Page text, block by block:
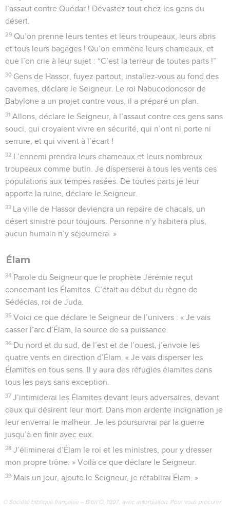
l’assaut contre Quédar ! Dévastez tout chez les gens du
désert.
29 Qu’on prenne leurs tentes et leurs troupeaux, leurs abris
et tous leurs bagages ! Qu’on emmène leurs chameaux, et
que l’on crie à leur sujet : “C’est la terreur de toutes parts !”
30 Gens de Hassor, fuyez partout, installez-vous au fond des
cavernes, déclare le Seigneur. Le roi Nabucodonosor de
Babylone a un projet contre vous, il a préparé un plan.
31 Allons, déclare le Seigneur, à l’assaut contre ces gens sans
souci, qui croyaient vivre en sécurité, qui n’ont ni porte ni
serrure, et qui vivent à l’écart !
32 L’ennemi prendra leurs chameaux et leurs nombreux
troupeaux comme butin. Je disperserai à tous les vents ces
populations aux tempes rasées. De toutes parts je leur
apporte la ruine, déclare le Seigneur.
33 La ville de Hassor deviendra un repaire de chacals, un
désert sinistre pour toujours. Personne n’y habitera plus,
aucun humain n’y séjournera. »
Élam
34 Parole du Seigneur que le prophète Jérémie reçut
concernant les Élamites. C’était au début du règne de
Sédécias, roi de Juda.
35 Voici ce que déclare le Seigneur de l’univers : « Je vais
casser l’arc d’Élam, la source de sa puissance.
36 Du nord et du sud, de l’est et de l’ouest, j’envoie les
quatre vents en direction d’Élam. « Je vais disperser les
Élamites en tous sens. Il y aura des réfugiés élamites dans
tous les pays sans exception.
37 J’intimiderai les Élamites devant leurs adversaires, devant
ceux qui désirent leur mort. Dans mon ardente indignation je
leur enverrai le malheur. Je les poursuivrai par la guerre
jusqu’à en finir avec eux.
38 J’éliminerai d’Élam le roi et les ministres, pour y dresser
mon propre trône. » Voilà ce que déclare le Seigneur.
39 Mais un jour, ajoute le Seigneur, je rétablirai Élam. »
© Société biblique française – Bibli’O, 1997, avec autorisation. Pour vous procurer